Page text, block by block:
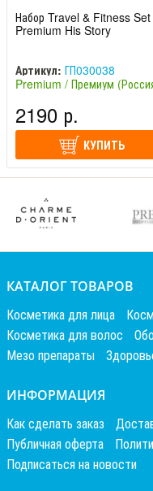
Набор Travel & Fitness Set
Premium His Story
Артикул: ГП030038
Premium / Премиум
2190 р.
КУПИТЬ
КАТАЛОГ ТОВАРОВ
Косметика для лица
Косметика для волос
Мезо препараты
ИНФОРМАЦИЯ
Как сделать заказ
Публичная оферта
Подписаться на новости